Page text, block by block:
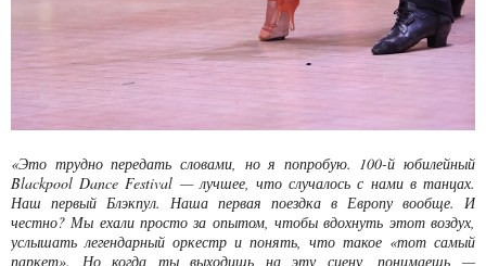
«Это трудно передать словами, но я попробую. 100-й юбилейный
Blackpool Dance Festival — лучшее, что случалось с нами в танцах.
Наш первый Блэкпул. Наша первая поездка в Европу вообще. И
честно? Мы ехали просто за опытом, чтобы вдохнуть этот воздух,
услышать легендарный оркестр и понять, что такое «тот самый
паркет». Но когда ты выходишь на эту сцену, понимаешь —